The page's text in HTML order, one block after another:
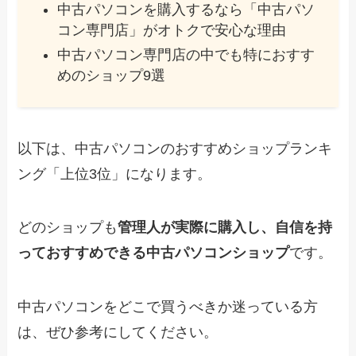
中古パソコンを購入するなら「中古パソ
コン専門店」がオトクで安心な理由
中古パソコン専門店の中でも特におすす
めのショップ9選
以下は、中古パソコンのおすすめショップランキ
ング「上位3位」になります。
どのショップも管理人が実際に購入し、自信を持
っておすすめできる中古パソコンショップです。
中古パソコンをどこで買うべきか迷っている方
は、ぜひ参考にしてください。